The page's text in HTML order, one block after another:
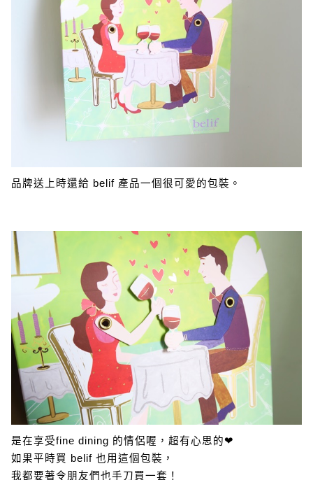
品牌送上時還給 belif 產品一個很可愛的包裝。
是在享受fine dining 的情侶喔，超有心思的❤
如果平時買 belif 也用這個包裝，
我都要著令朋友們也手刀買一套！